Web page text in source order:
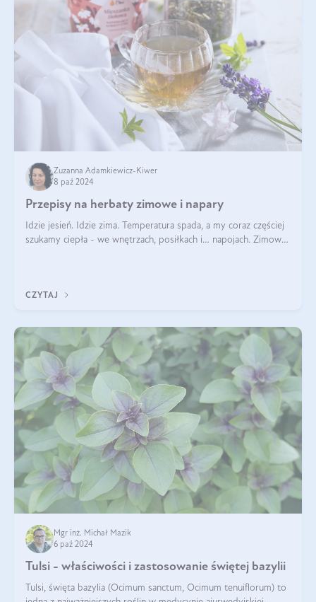
Zuzanna Adamkiewicz-Kiwer
8 paź 2024
Przepisy na herbaty zimowe i napary
Idzie jesień. Idzie zima. Temperatura spada, a my coraz częściej
szukamy ciepła - we wnętrzach, posiłkach i… napojach. Zimowe
CZYTAJ
Mgr inż. Michał Mazik
6 paź 2024
Tulsi - właściwości i zastosowanie świętej bazylii
Tulsi, święta bazylia (Ocimum sanctum, Ocimum tenuiflorum) to